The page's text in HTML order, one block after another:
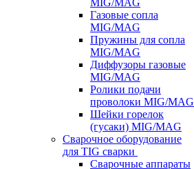
MIG/MAG
Газовые сопла
MIG/MAG
Пружины для сопла
MIG/MAG
Диффузоры газовые
MIG/MAG
Ролики подачи
проволоки MIG/MAG
Шейки горелок
(гусаки) MIG/MAG
Сварочное оборудование
для TIG сварки
Сварочные аппараты